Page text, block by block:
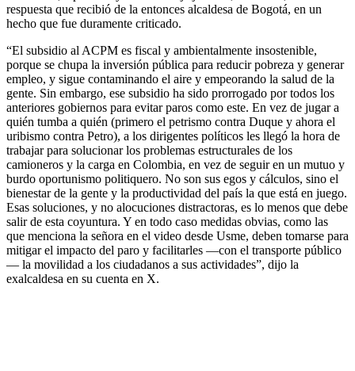
respuesta que recibió de la entonces alcaldesa de Bogotá, en un
hecho que fue duramente criticado.
“El subsidio al ACPM es fiscal y ambientalmente insostenible,
porque se chupa la inversión pública para reducir pobreza y generar
empleo, y sigue contaminando el aire y empeorando la salud de la
gente. Sin embargo, ese subsidio ha sido prorrogado por todos los
anteriores gobiernos para evitar paros como este. En vez de jugar a
quién tumba a quién (primero el petrismo contra Duque y ahora el
uribismo contra Petro), a los dirigentes políticos les llegó la hora de
trabajar para solucionar los problemas estructurales de los
camioneros y la carga en Colombia, en vez de seguir en un mutuo y
burdo oportunismo politiquero. No son sus egos y cálculos, sino el
bienestar de la gente y la productividad del país la que está en juego.
Esas soluciones, y no alocuciones distractoras, es lo menos que debe
salir de esta coyuntura. Y en todo caso medidas obvias, como las
que menciona la señora en el video desde Usme, deben tomarse para
mitigar el impacto del paro y facilitarles —con el transporte público
— la movilidad a los ciudadanos a sus actividades”, dijo la
exalcaldesa en su cuenta en X.